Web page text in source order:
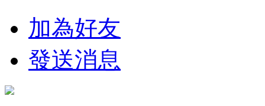
加為好友
發送消息